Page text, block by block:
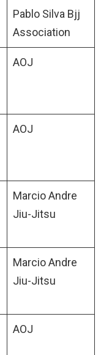
Pablo Silva Bjj
Association
AOJ
AOJ
Marcio Andre
Jiu-Jitsu
Marcio Andre
Jiu-Jitsu
AOJ